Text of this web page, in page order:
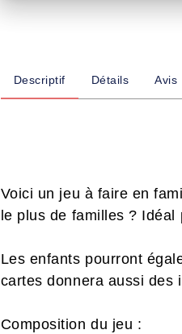
Descriptif Détails Avis
Voici un jeu à faire en
le plus de familles ?
Les enfants pourront
cartes donnera aussi des
Composition du jeu :